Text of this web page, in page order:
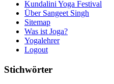
Kundalini Yoga Festival
Über Sangeet Singh
Sitemap
Was ist Joga?
Yogalehrer
Logout
Stichwörter